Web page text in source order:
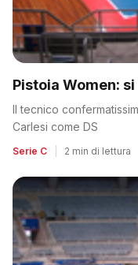
Pistoia Women:
Il tecnico
Carlesi come DS
Serie C 2 min di lettura